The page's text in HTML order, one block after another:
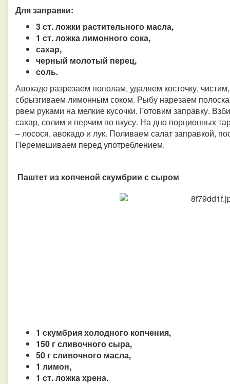
Для заправки:
3 ст. ложки растительного масла,
1 ст. ложка лимонного сока,
сахар,
черный молотый перец,
соль.
Авокадо разрезаем пополам, удаляем косточку,
сбрызгиваем лимонным соком. Рыбу нарезаем
рвем руками на мелкие кусочки. Готовим заправку.
сахар, солим и перчим по вкусу. На дно порционных
– лосося, авокадо и лук. Поливаем салат заправкой,
Перемешиваем перед употреблением.
Паштет из копченой скумбрии с сыром
1 скумбрия холодного копчения,
150 г сливочного сыра,
50 г сливочного масла,
1 лимон,
1 ст. ложка хрена.